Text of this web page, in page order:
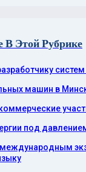
В Этой Рубрике
машин в
под
международным